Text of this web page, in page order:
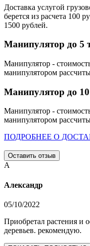
Доставка услугой
берется из расчета 100
1500 рублей.
Манипулятор до 5
Манипулятор -
манипулятором
Манипулятор до
Манипулятор -
манипулятором
ПОДРОБНЕЕ О
Оставить отзыв
А
Александр
05/10/2022
Приобретал растения и
деревьев. рекомендую.